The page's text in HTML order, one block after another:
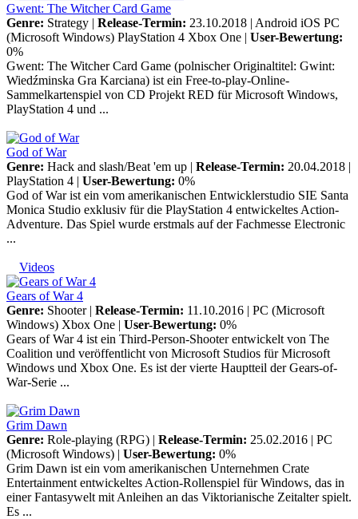
Gwent: The Witcher Card Game
Genre: Strategy | Release-Termin: 23.10.2018 | Android iOS PC
(Microsoft Windows) PlayStation 4 Xbox One | User-Bewertung:
0%
Gwent: The Witcher Card Game (polnischer Originaltitel: Gwint:
Wiedźminska Gra Karciana) ist ein Free-to-play-Online-
Sammelkartenspiel von CD Projekt RED für Microsoft Windows,
PlayStation 4 und ...
God of War
Genre: Hack and slash/Beat 'em up | Release-Termin: 20.04.2018 |
PlayStation 4 | User-Bewertung: 0%
God of War ist ein vom amerikanischen Entwicklerstudio SIE Santa
Monica Studio exklusiv für die PlayStation 4 entwickeltes Action-
Adventure. Das Spiel wurde erstmals auf der Fachmesse Electronic
...
Videos
Gears of War 4
Genre: Shooter | Release-Termin: 11.10.2016 | PC (Microsoft
Windows) Xbox One | User-Bewertung: 0%
Gears of War 4 ist ein Third-Person-Shooter entwickelt von The
Coalition und veröffentlicht von Microsoft Studios für Microsoft
Windows und Xbox One. Es ist der vierte Hauptteil der Gears-of-
War-Serie ...
Grim Dawn
Genre: Role-playing (RPG) | Release-Termin: 25.02.2016 | PC
(Microsoft Windows) | User-Bewertung: 0%
Grim Dawn ist ein vom amerikanischen Unternehmen Crate
Entertainment entwickeltes Action-Rollenspiel für Windows, das in
einer Fantasywelt mit Anleihen an das Viktorianische Zeitalter spielt.
Es ...